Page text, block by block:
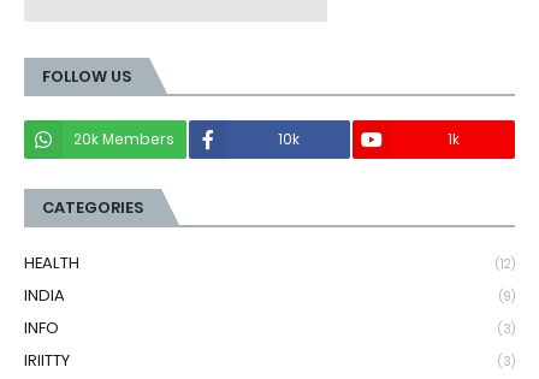
FOLLOW US
20k Members 10k 1k
CATEGORIES
HEALTH (12)
INDIA (9)
INFO (3)
IRIITTY (3)